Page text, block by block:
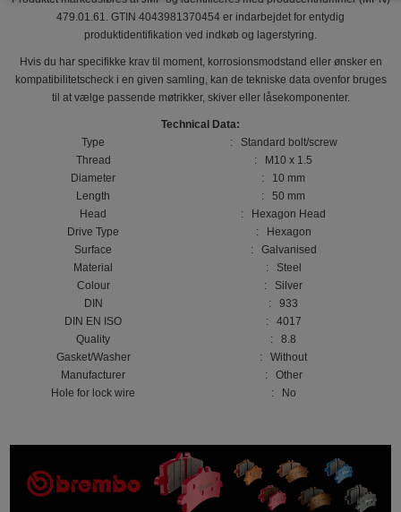
479.01.61. GTIN 4043981370454 er indarbejdet for entydig
produktidentifikation ved indkøb og lagerstyring.
Hvis du har specifikke krav til moment, korrosionsmodstand eller ønsker en
kompatibilitetscheck i en given samling, kan de tekniske data ovenfor bruges
til at vælge passende møtrikker, skiver eller låsekomponenter.
Technical Data:
Type
: Standard bolt/screw
Thread
: M10 x 1.5
Diameter
: 10 mm
Length
: 50 mm
Head
: Hexagon Head
Drive Type
: Hexagon
Surface
: Galvanised
Material
: Steel
Colour
: Silver
DIN
: 933
DIN EN ISO
: 4017
Quality
: 8.8
Gasket/Washer
: Without
Manufacturer
: Other
Hole for lock wire
: No